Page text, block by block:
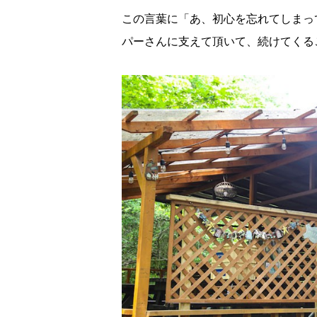
この言葉に「あ、初心を忘れてしま
パーさんに支えて頂いて、続けてく